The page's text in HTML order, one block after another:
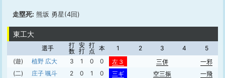
走塁死: 熊坂 勇星(4回)
東工大
選手
打
数
安
打
打
点 本 1 2 3 4
5
(遊)
植野 広大 3 1 0 0 左３ 三併
一邪
(二)
庄子 颯斗 2 0 1 0 三ギ 空三振
一飛